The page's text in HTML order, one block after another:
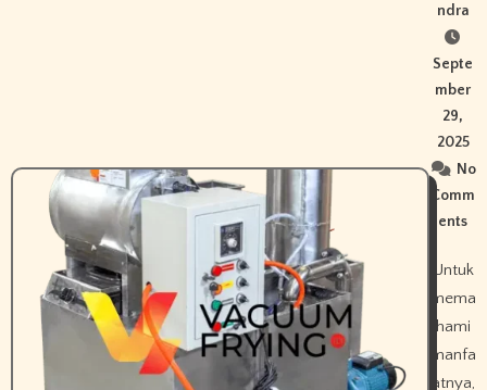
ndra
Septe
mber
29,
2025
No
Comm
ents
Untuk
mema
hami
manfa
atnya,